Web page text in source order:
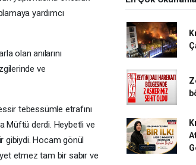
yardımcı
olan anılarını
ve
tebessümle etrafını
Müftü derdi. Heybetli ve
gibiydi. Hocam gönül
etmez tam bir sabır ve